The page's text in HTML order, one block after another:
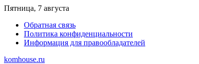
Перейти
содержимому
Пятница, 7 августа
Обратная связь
Политика конфиденциальности
Информация для правообладателей
komhouse.ru